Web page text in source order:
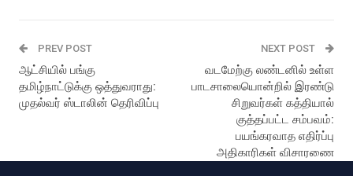
PREV POST
ஆட்சியில் பங்கு
தமிழ்நாட்டுக்கு ஒத்துவராது:
முதல்வர் ஸ்டாலின் தெரிவிப்பு
NEXT POST
வடமேற்கு லண்டனில் உள்ள
பாடசாலையொன்றில் இரண்டு
சிறுவர்கள் கத்தியால்
குத்தப்பட்ட சம்பவம்:
பயங்கரவாத எதிர்ப்பு
அதிகாரிகள் விசாரணை